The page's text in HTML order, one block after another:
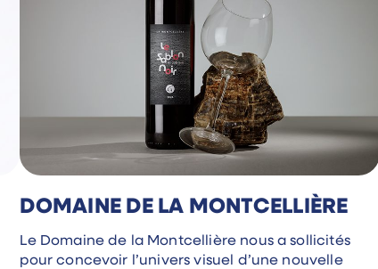
DOMAINE DE LA MONTCELLIÈRE
Le Domaine de la Montcellière nous a sollicités
pour concevoir l’univers visuel d’une nouvelle